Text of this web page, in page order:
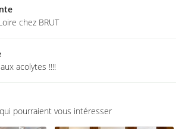
chez BRUT
acolytes !!!!
pourraient vous intéresser